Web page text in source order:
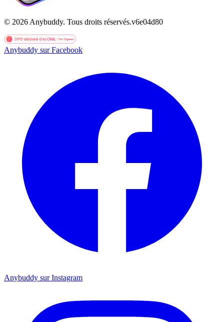
© 2026 Anybuddy. Tous droits réservés.v6e04d80
Anybuddy sur Facebook
Anybuddy sur Instagram